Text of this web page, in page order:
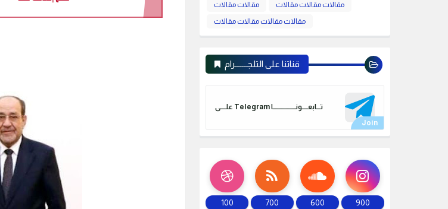
مقالات مقالات
مقالات مقالات مقالات
مقالات مقالات مقالات مقالات
قناتنا على التلجـــــــرام
علـــــى Telegram تـــابعـــــونـــــــــــــــــــا
100 700 600 900